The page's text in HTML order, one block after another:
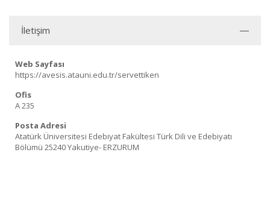
İletişim
Web Sayfası
https://avesis.atauni.edu.tr/servettiken
Ofis
A 235
Posta Adresi
Atatürk Üniversitesi Edebiyat Fakültesi Türk Dili ve Edebiyatı
Bölümü 25240 Yakutiye- ERZURUM